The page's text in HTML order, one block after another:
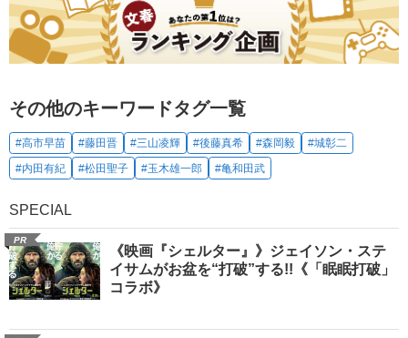
その他のキーワードタグ一覧
#高市早苗 #藤田晋 #三山凌輝 #後藤真希 #森岡毅
#城彰二
#内田有紀
#松田聖子 #玉木雄一郎 #亀和田武
SPECIAL
PR
《映画『シェルター』》ジェイソン・ステ
イサムがお盆を“打破”する!!《「眠眠打破」
コラボ》